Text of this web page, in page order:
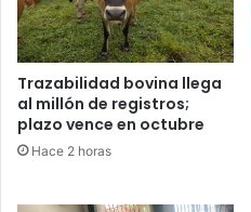
Trazabilidad bovina llega
al millón de registros;
plazo vence en octubre
Hace 2 horas